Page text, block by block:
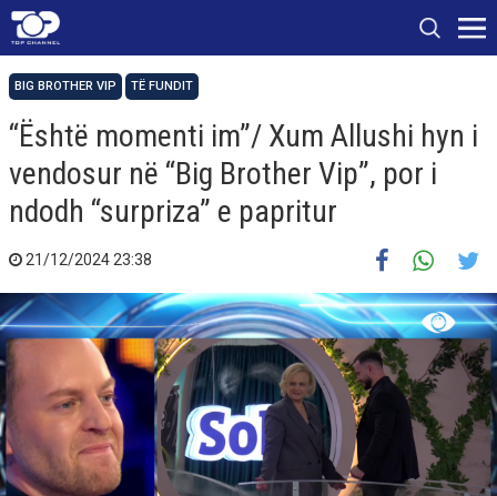
BIG BROTHER VIP TË FUNDIT
“Është momenti im”/ Xum Allushi hyn i
vendosur në “Big Brother Vip”, por i
ndodh “surpriza” e papritur
21/12/2024 23:38